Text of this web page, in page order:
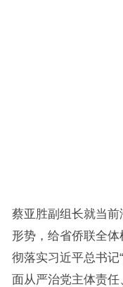
蔡亚胜副组长就当
形势，给省侨联全
彻落实习近平总书记
面从严治党主体责